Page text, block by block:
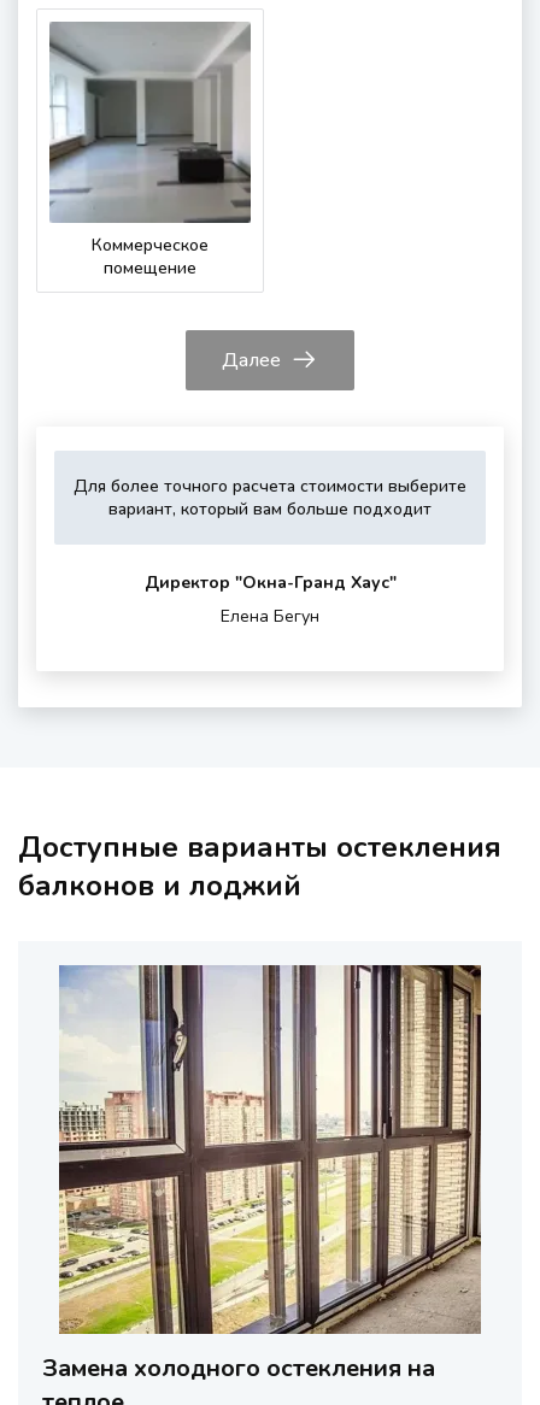
Коммерческое
помещение
Далее
Для более точного расчета стоимости выберите
вариант, который вам больше подходитУкажите,
Выберите,
Это
шумности
окном
Укажите
Директор "Oкна-Гранд Хаус"
Елена Бегун
Доступные варианты остекления
балконов и лоджий
Замена холодного остекления на